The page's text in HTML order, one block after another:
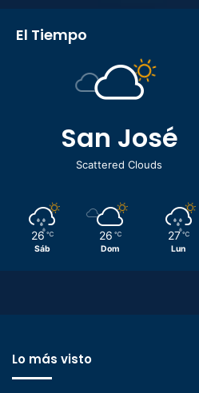
El Tiempo
San José
Scattered Clouds
26 ℃
Sáb
26 ℃
Dom
27 ℃
Lun
Lo más visto